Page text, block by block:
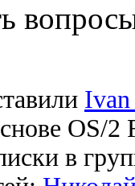
OS/
в